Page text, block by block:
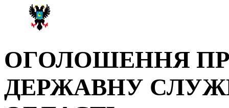
ОГОЛОШЕННЯ
ДЕРЖАВНУ